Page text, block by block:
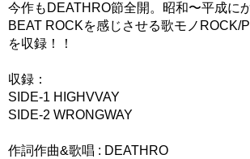
今作もDEATHRO節全開。昭和〜平成に
BEAT ROCKを感じさせる歌モノROCK/
を収録！！
収録：
SIDE-1 HIGHVVAY
SIDE-2 WRONGWAY
作詞作曲&歌唱 : DEATHRO